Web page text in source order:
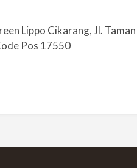
Lippo Cikarang, Jl.
Pos 17550